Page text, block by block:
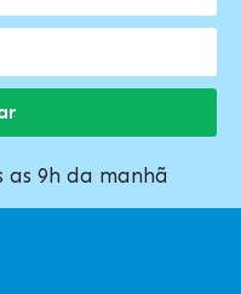
as 9h da manhã